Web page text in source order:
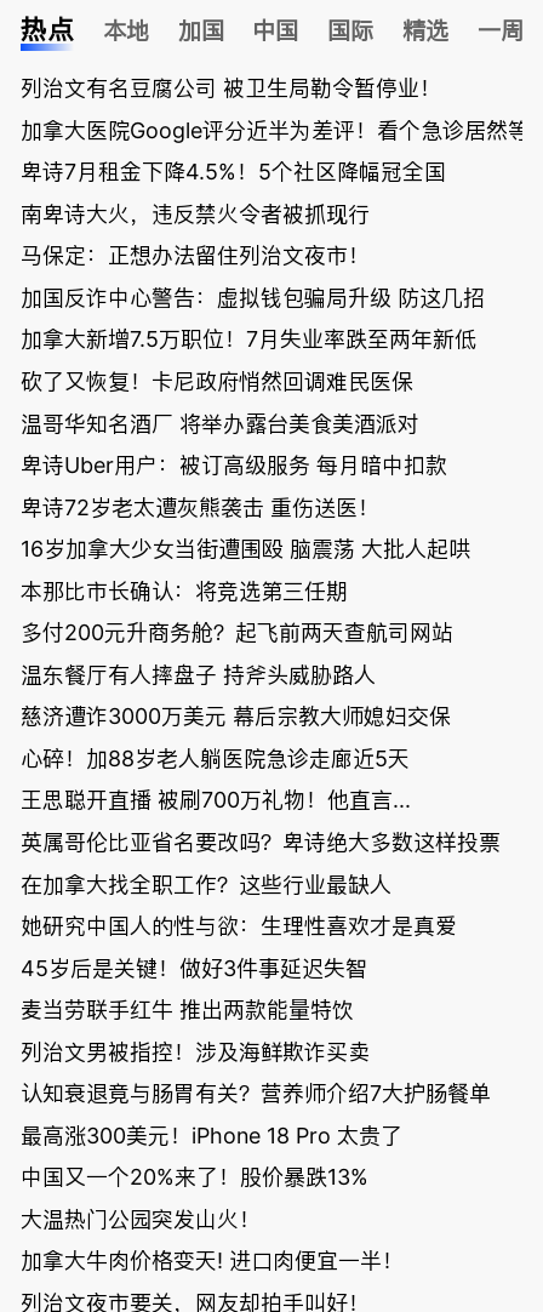
热点 本地 加国 中国 国际 精选 一周
列治文有名豆腐公司 被卫生局勒令暂停业！
加拿大医院Google评分近半为差评！看个急诊居然等
卑诗7月租金下降4.5%！5个社区降幅冠全国
南卑诗大火，违反禁火令者被抓现行
马保定：正想办法留住列治文夜市！
加国反诈中心警告：虚拟钱包骗局升级 防这几招
加拿大新增7.5万职位！7月失业率跌至两年新低
砍了又恢复！卡尼政府悄然回调难民医保
温哥华知名酒厂 将举办露台美食美酒派对
卑诗Uber用户：被订高级服务 每月暗中扣款
卑诗72岁老太遭灰熊袭击 重伤送医！
16岁加拿大少女当街遭围殴 脑震荡 大批人起哄
本那比市长确认：将竞选第三任期
多付200元升商务舱？起飞前两天查航司网站
温东餐厅有人摔盘子 持斧头威胁路人
慈济遭诈3000万美元 幕后宗教大师媳妇交保
心碎！加88岁老人躺医院急诊走廊近5天
王思聪开直播 被刷700万礼物！他直言...
英属哥伦比亚省名要改吗？卑诗绝大多数这样投票
在加拿大找全职工作？这些行业最缺人
她研究中国人的性与欲：生理性喜欢才是真爱
45岁后是关键！做好3件事延迟失智
麦当劳联手红牛 推出两款能量特饮
列治文男被指控！涉及海鲜欺诈买卖
认知衰退竟与肠胃有关？营养师介绍7大护肠餐单
最高涨300美元！iPhone 18 Pro 太贵了
中国又一个20%来了！股价暴跌13%
大温热门公园突发山火！
加拿大牛肉价格变天! 进口肉便宜一半！
列治文夜市要关，网友却拍手叫好！